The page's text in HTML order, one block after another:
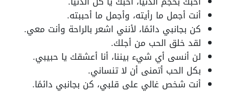
أنت أجمل ما رأيته، وأجمل ما أحببته.
كن بجانبي دائمًا، لأنني اشعر بالراحة وأنت معي.
لقد خلق الحب من أجلك.
لن أنسى أي شيء بيننا، أنا أعشقك يا حبيبي.
بكل الحب أتمنى أن لا تنساني.
أنت شخص غالي على قلبي، كن بجانبي دائمًا.